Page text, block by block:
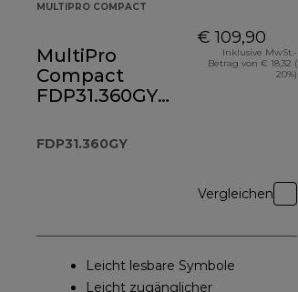
MULTIPRO COMPACT
MultiPro
Compact
FDP31.360GY
Küchenmaschine
und Standmixer
FDP31.360GY
€ 109,90
Inklusive MwSt.-
Betrag von € 18,32 (
20%)
Vergleichen
Leicht lesbare Symbole
Leicht zugänglicher